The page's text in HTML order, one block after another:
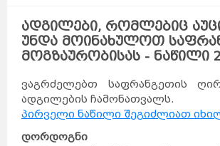
ადგილები, რომლებიც
უნდა მოინახულოთ
მოგზაურობისას - ნაწილი 2
ვაგრძელებთ საფრანგეთის
ადგილების ჩამონათვალს.
პირველი ნაწილი შეგიძლიათ
დორდოგნი